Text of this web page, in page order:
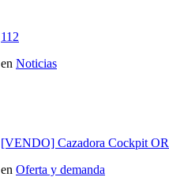
112
en Noticias
[VENDO] Cazadora Cockpit
en Oferta y demanda